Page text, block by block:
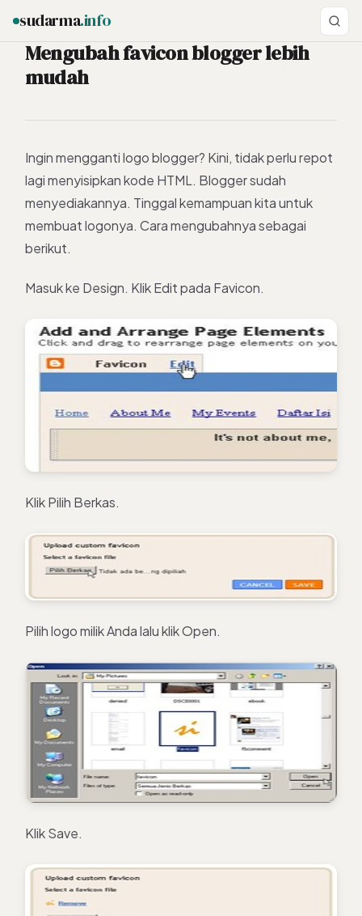
sudarma.info
Mengubah favicon blogger lebih
mudah
Ingin mengganti logo blogger? Kini, tidak perlu repot
lagi menyisipkan kode HTML. Blogger sudah
menyediakannya. Tinggal kemampuan kita untuk
membuat logonya. Cara mengubahnya sebagai
berikut.
Masuk ke Design. Klik Edit pada Favicon.
Klik Pilih Berkas.
Pilih logo milik Anda lalu klik Open.
Klik Save.